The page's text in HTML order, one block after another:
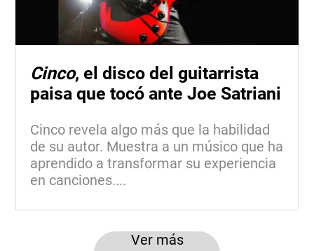
Cinco, el disco del guitarrista
paisa que tocó ante Joe Satriani
Cinco revela algo más que la habilidad
de su autor. Muestra a un músico que ha
aprendido a transformar su experiencia
en canciones....
Ver más